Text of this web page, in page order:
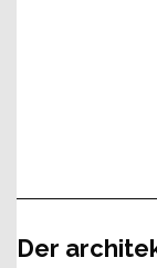
Der